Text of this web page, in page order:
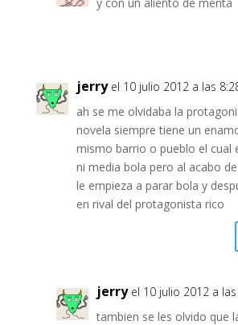
jerry el 10 julio 2012 a las
ah se me olvidaba la
novela siempre tiene un
mismo barrio o pueblo el cual
ni media bola pero al acabo
le empieza a parar bola y
en rival del protagonista rico
jerry el 10 julio 2012 a
tambien se les olvido que